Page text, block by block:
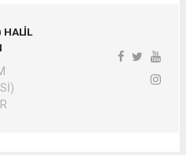
HALİL